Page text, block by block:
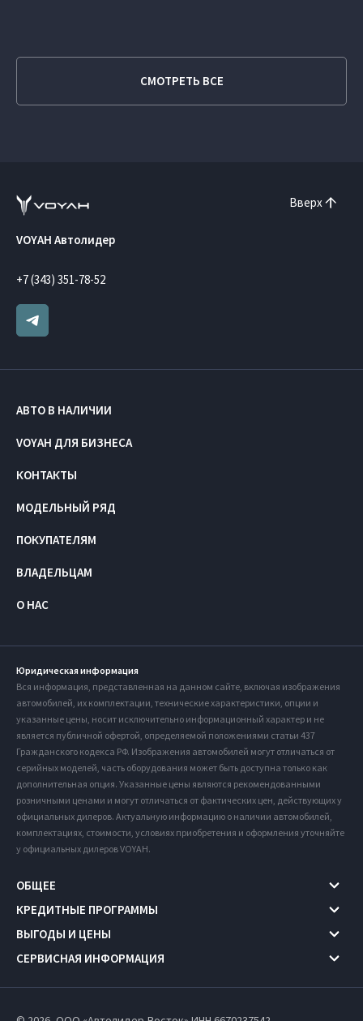
СМОТРЕТЬ ВСЕ
Вверх
VOYAH Автолидер
+7 (343) 351-78-52
АВТО В НАЛИЧИИ
VOYAH ДЛЯ БИЗНЕСА
КОНТАКТЫ
МОДЕЛЬНЫЙ РЯД
ПОКУПАТЕЛЯМ
ВЛАДЕЛЬЦАМ
О НАС
Юридическая информация
Вся информация, представленная на данном сайте, включая изображения
автомобилей, их комплектации, технические характеристики, опции и
указанные цены, носит исключительно информационный характер и не
является публичной офертой, определяемой положениями статьи 437
Гражданского кодекса РФ. Изображения автомобилей могут отличаться от
серийных моделей, часть оборудования может быть доступна только как
дополнительная опция. Указанные цены являются рекомендованными
розничными ценами и могут отличаться от фактических цен, действующих у
официальных дилеров. Актуальную информацию о наличии автомобилей,
комплектациях, стоимости, условиях приобретения и оформления уточняйте
у официальных дилеров VOYAH.
ОБЩЕЕ
КРЕДИТНЫЕ ПРОГРАММЫ
ВЫГОДЫ И ЦЕНЫ
СЕРВИСНАЯ ИНФОРМАЦИЯ